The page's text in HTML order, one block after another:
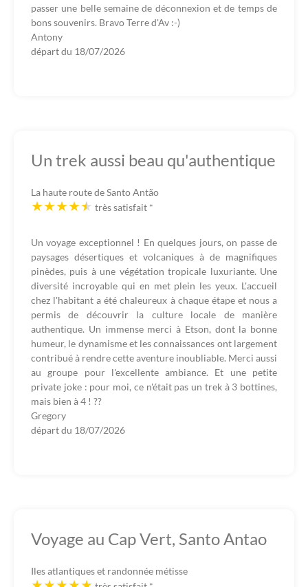
passer une belle semaine de déconnexion et de temps de
bons souvenirs. Bravo Terre d'Av :-)
Antony
départ du 18/07/2026
Un trek aussi beau qu'authentique
La haute route de Santo Antão
très satisfait *
Un voyage exceptionnel ! En quelques jours, on passe de
paysages désertiques et volcaniques à de magnifiques
pinèdes, puis à une végétation tropicale luxuriante. Une
diversité incroyable qui en met plein les yeux. L'accueil
chez l'habitant a été chaleureux à chaque étape et nous a
permis de découvrir la culture locale de manière
authentique. Un immense merci à Etson, dont la bonne
humeur, le dynamisme et les connaissances ont largement
contribué à rendre cette aventure inoubliable. Merci aussi
au groupe pour l'excellente ambiance. Et une petite
private joke : pour moi, ce n'était pas un trek à 3 bottines,
mais bien à 4 ! ??
Gregory
départ du 18/07/2026
Voyage au Cap Vert, Santo Antao
Iles atlantiques et randonnée métisse